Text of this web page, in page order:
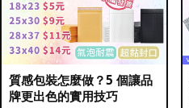
質感包裝怎麼做？5 個讓品
牌更出色的實用技巧